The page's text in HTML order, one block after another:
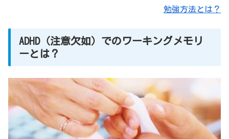
勉強方法とは？
ADHD（注意欠如）でのワーキングメモリ
ーとは？